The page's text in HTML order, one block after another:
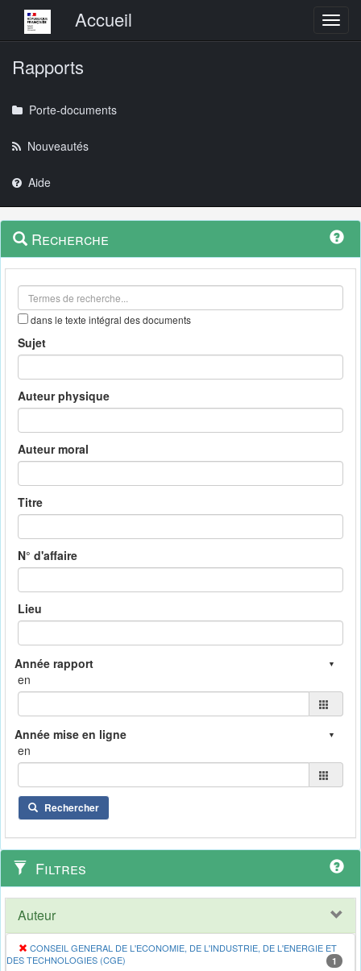
Menu principalAccueil
Rapports
Porte-documents
Nouveautés
Aide
Navigation
outils
Menu
contextuel
Recherche
dans le texte intégral des documents
Sujet
Auteur physique
Auteur moral
Titre
N° d'affaire
Lieu
en
en
Rechercher
Filtres
Auteur
CONSEIL GENERAL DE L'ECONOMIE, DE L'INDUSTRIE, DE L'ENERGIE ET
DES TECHNOLOGIES (CGE)
1